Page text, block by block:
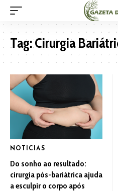
Tag:Cirurgia
NOTICIAS
Do sonho ao resultado:
cirurgia pós-bariátrica ajuda
a esculpir o corpo após